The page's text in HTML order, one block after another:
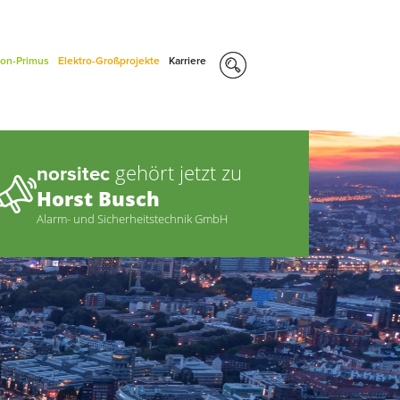
Primus Elektro-Großprojekte Karriere
norsitec gehört jetzt zu
Horst Busch
Alarm- und Sicherheitstechnik GmbH